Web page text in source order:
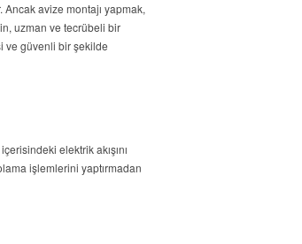
Ancak avize montajı yapmak,
uzman ve tecrübeli bir
ve güvenli bir şekilde
elektrik akışını
işlemlerini yaptırmadan